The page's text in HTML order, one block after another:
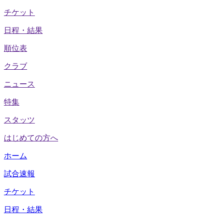
チケット
日程・結果
順位表
クラブ
ニュース
特集
スタッツ
はじめての方へ
ホーム
試合速報
チケット
日程・結果